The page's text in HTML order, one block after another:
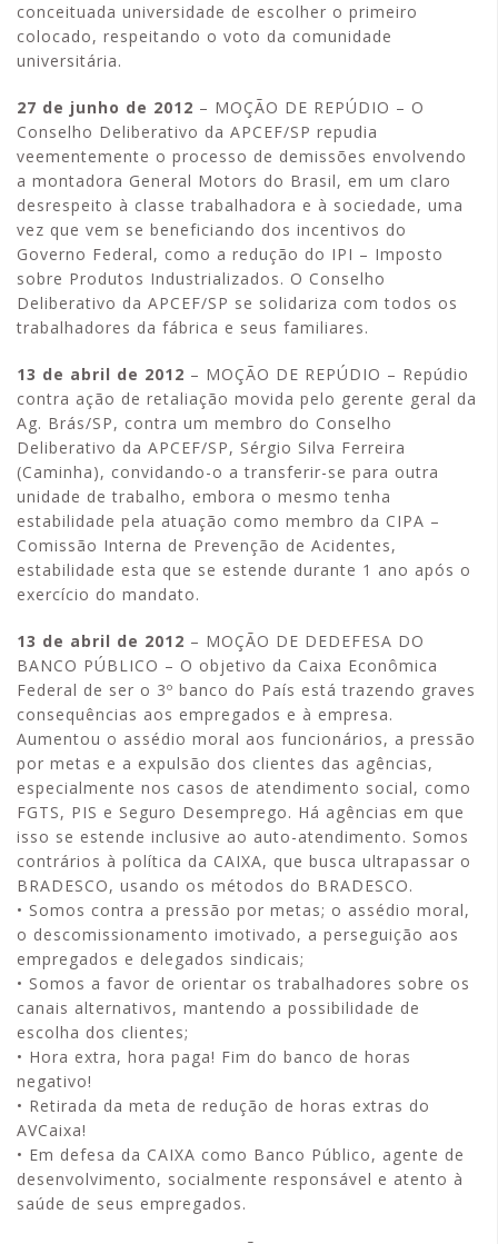
conceituada universidade de escolher o primeiro
colocado, respeitando o voto da comunidade
universitária.
27 de junho de 2012 – MOÇÃO DE REPÚDIO – O
Conselho Deliberativo da APCEF/SP repudia
veementemente o processo de demissões envolvendo
a montadora General Motors do Brasil, em um claro
desrespeito à classe trabalhadora e à sociedade, uma
vez que vem se beneficiando dos incentivos do
Governo Federal, como a redução do IPI – Imposto
sobre Produtos Industrializados. O Conselho
Deliberativo da APCEF/SP se solidariza com todos os
trabalhadores da fábrica e seus familiares.
13 de abril de 2012 – MOÇÃO DE REPÚDIO – Repúdio
contra ação de retaliação movida pelo gerente geral da
Ag. Brás/SP, contra um membro do Conselho
Deliberativo da APCEF/SP, Sérgio Silva Ferreira
(Caminha), convidando-o a transferir-se para outra
unidade de trabalho, embora o mesmo tenha
estabilidade pela atuação como membro da CIPA –
Comissão Interna de Prevenção de Acidentes,
estabilidade esta que se estende durante 1 ano após o
exercício do mandato.
13 de abril de 2012 – MOÇÃO DE DEDEFESA DO
BANCO PÚBLICO – O objetivo da Caixa Econômica
Federal de ser o 3º banco do País está trazendo graves
consequências aos empregados e à empresa.
Aumentou o assédio moral aos funcionários, a pressão
por metas e a expulsão dos clientes das agências,
especialmente nos casos de atendimento social, como
FGTS, PIS e Seguro Desemprego. Há agências em que
isso se estende inclusive ao auto-atendimento. Somos
contrários à política da CAIXA, que busca ultrapassar o
BRADESCO, usando os métodos do BRADESCO.
• Somos contra a pressão por metas; o assédio moral,
o descomissionamento imotivado, a perseguição aos
empregados e delegados sindicais;
• Somos a favor de orientar os trabalhadores sobre os
canais alternativos, mantendo a possibilidade de
escolha dos clientes;
• Hora extra, hora paga! Fim do banco de horas
negativo!
• Retirada da meta de redução de horas extras do
AVCaixa!
• Em defesa da CAIXA como Banco Público, agente de
desenvolvimento, socialmente responsável e atento à
saúde de seus empregados.